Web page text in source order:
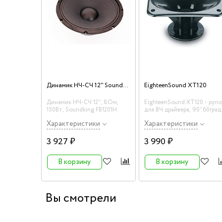
Динамик НЧ-СЧ 12'' Soundking FB1201H
Динамик НЧ-СЧ 12'', 8Ом,
150Вт, Soundking FB1201H
Характеристики
3 927 ₽
В корзину
EighteenSound XT120
EighteenSound XT120 -
для ВЧ драйвера,
Характеристики
3 990 ₽
В корзину
Вы смотрели